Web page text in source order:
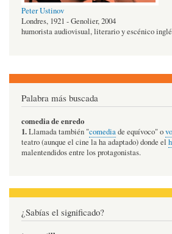
Peter Ustinov
Londres, 1921 - Genolier, 2004
humorista audiovisual, literario y escénico
Palabra más buscada
comedia de enredo
1.Llamada también "comediade equívoco" o
teatro (aunque el cine la ha adaptado) donde el
malentendidos entre los protagonistas.
¿Sabías el significado?